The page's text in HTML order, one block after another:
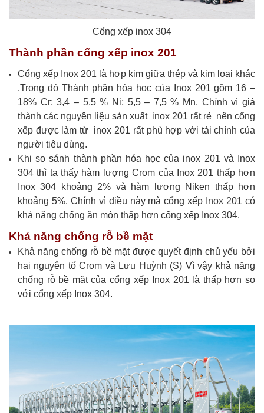
Cổng xếp inox 304
Thành phần cổng xếp inox 201
Cổng xếp Inox 201 là hợp kim giữa thép và kim loại khác
.Trong đó Thành phần hóa học của Inox 201 gồm 16 –
18% Cr; 3,4 – 5,5 % Ni; 5,5 – 7,5 % Mn. Chính vì giá
thành các nguyên liệu sản xuất inox 201 rất rẻ nên cổng
xếp được làm từ inox 201 rất phù hợp với tài chính của
người tiêu dùng.
Khi so sánh thành phần hóa học của inox 201 và Inox
304 thì ta thấy hàm lượng Crom của Inox 201 thấp hơn
Inox 304 khoảng 2% và hàm lượng Niken thấp hơn
khoảng 5%. Chính vì điều này mà cổng xếp Inox 201 có
khả năng chống ăn mòn thấp hơn cổng xếp Inox 304.
Khả năng chống rỗ bề mặt
Khả năng chống rỗ bề mặt được quyết định chủ yếu bởi
hai nguyên tố Crom và Lưu Huỳnh (S) Vì vậy khả năng
chống rỗ bề mặt của cổng xếp Inox 201 là thấp hơn so
với cổng xếp Inox 304.